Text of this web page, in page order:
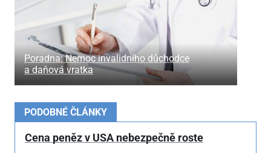
Poradna: Nemoc invalidního důchodce
a daňová vratka
PODOBNÉ ČLÁNKY
Cena peněz v USA nebezpečně roste